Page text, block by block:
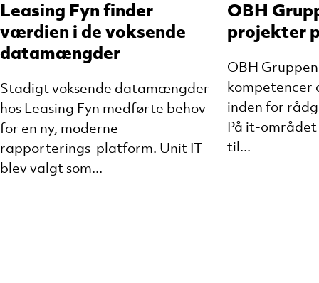
Leasing Fyn finder
værdien i de voksende
datamængder
Stadigt voksende datamængder
hos Leasing Fyn medførte behov
for en ny, moderne
rapporterings-platform. Unit IT
blev valgt som...
OBH
projekter
OBH
kompetencer
inden for
På it-området
til...